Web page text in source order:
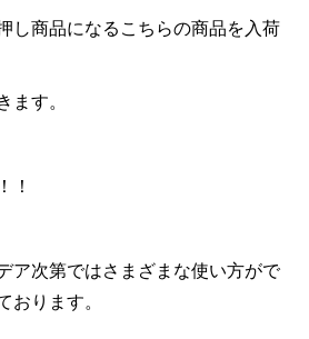
し商品になるこちらの商品を入荷
ます。
！
ア次第ではさまざまな使い方がで
おります。